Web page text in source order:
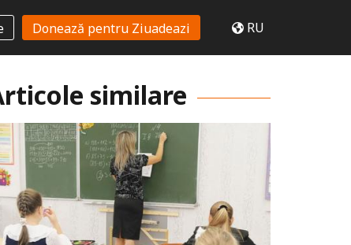
Donează pentru Ziuadeazi RU
similare